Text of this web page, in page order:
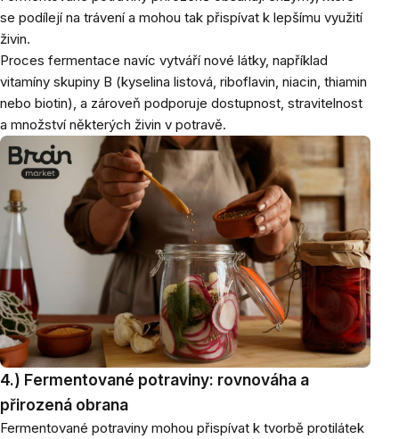
se podílejí na trávení a mohou tak přispívat k lepšímu využití
živin.
Proces fermentace navíc vytváří nové látky, například
vitamíny skupiny B (kyselina listová, riboflavin, niacin, thiamin
nebo biotin), a zároveň podporuje dostupnost, stravitelnost
a množství některých živin v potravě.
4.) Fermentované potraviny: rovnováha a
přirozená obrana
Fermentované potraviny mohou přispívat k tvorbě protilátek